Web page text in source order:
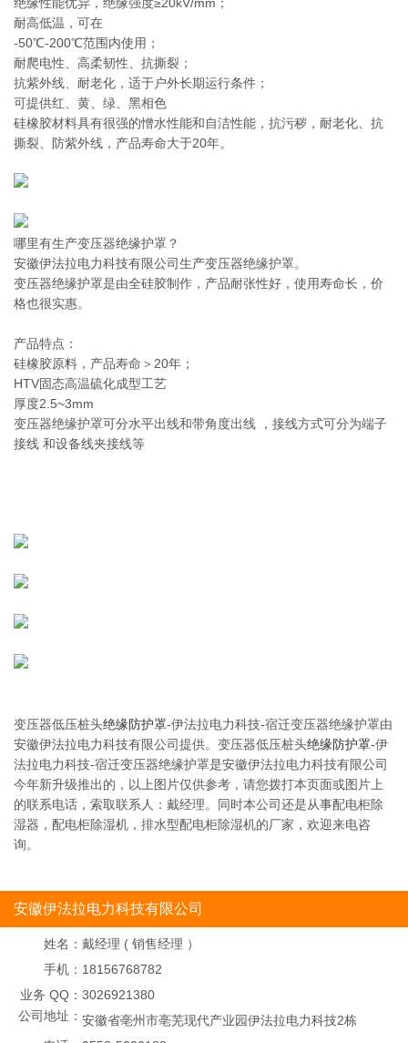
耐高低温，可在
‐50℃-200℃范围内使用；
耐爬电性、高柔韧性、抗撕裂；
抗紫外线、耐老化，适于户外长期运行条件；
可提供红、黄、绿、黑相色
硅橡胶材料具有很强的憎水性能和自洁性能，抗污秽，耐老化、抗
撕裂、防紫外线，产品寿命大于20年。
哪里有生产变压器绝缘护罩？
安徽伊法拉电力科技有限公司生产变压器绝缘护罩。
变压器绝缘护罩是由全硅胶制作，产品耐张性好，使用寿命长，价
格也很实惠。
产品特点：
硅橡胶原料，产品寿命＞20年；
HTV固态高温硫化成型工艺
厚度2.5~3mm
变压器绝缘护罩可分水平出线和带角度出线 ，接线方式可分为端子
接线 和设备线夹接线等
变压器低压桩头绝缘防护罩-伊法拉电力科技-宿迁变压器绝缘护罩由
安徽伊法拉电力科技有限公司提供。变压器低压桩头绝缘防护罩-伊
法拉电力科技-宿迁变压器绝缘护罩是安徽伊法拉电力科技有限公司
今年新升级推出的，以上图片仅供参考，请您拨打本页面或图片上
的联系电话，索取联系人：戴经理。同时本公司还是从事配电柜除
湿器，配电柜除湿机，排水型配电柜除湿机的厂家，欢迎来电咨
询。
安徽伊法拉电力科技有限公司
姓名： 戴经理 ( 销售经理 ）
手机： 18156768782
业务 QQ： 3026921380
公司地址： 安徽省亳州市亳芜现代产业园伊法拉电力科技2栋